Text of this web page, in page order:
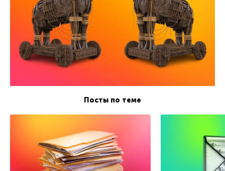
Посты по теме